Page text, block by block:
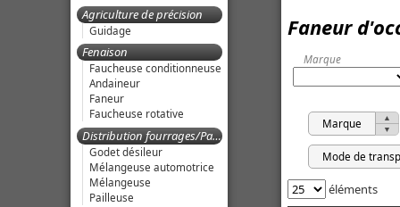
Agriculture de précision
Guidage
Fenaison
Faucheuse conditionneuse
Andaineur
Faneur
Faucheuse rotative
Distribution fourrages/Paillage
Godet désileur
Mélangeuse automotrice
Mélangeuse
Pailleuse
Faneur
Marque
Marque
Mode de
éléments